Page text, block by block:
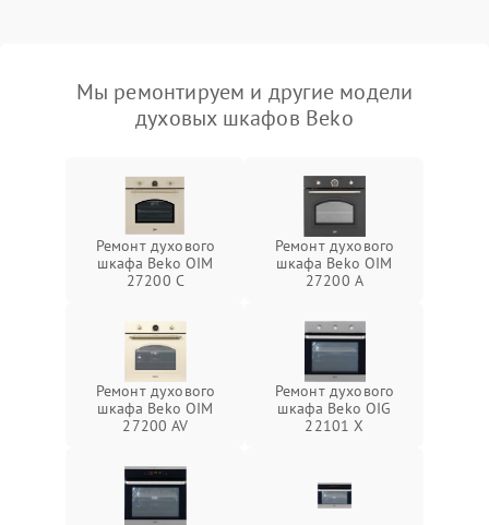
Мы ремонтируем и другие модели
духовых шкафов Beko
Ремонт духового
шкафа Beko OIM
27200 C
Ремонт духового
шкафа Beko OIM
27200 A
Ремонт духового
шкафа Beko OIM
27200 AV
Ремонт духового
шкафа Beko OIG
22101 X